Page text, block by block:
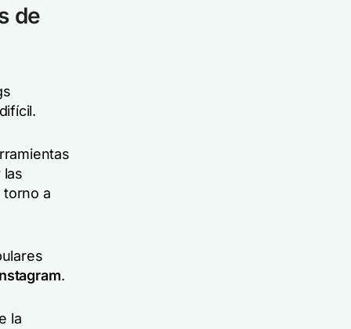
de
torno a
.
la